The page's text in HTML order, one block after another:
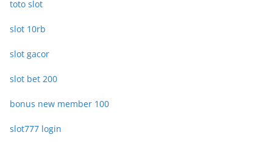
toto slot
slot 10rb
slot gacor
slot bet 200
bonus new member 100
slot777 login